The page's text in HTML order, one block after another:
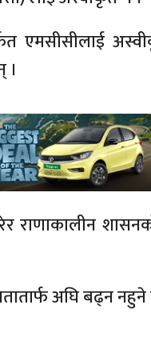
एमसीसीलाई
।
राणाकालीन
अघि बढ्न